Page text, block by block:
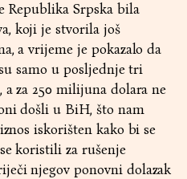
Republika Srpska bila
koji je stvorila još
a vrijeme je pokazalo da
samo u posljednje tri
za 250 milijuna dolara ne
došli u BiH, što nam
iskorišten kako bi se
koristili za rušenje
njegov ponovni dolazak